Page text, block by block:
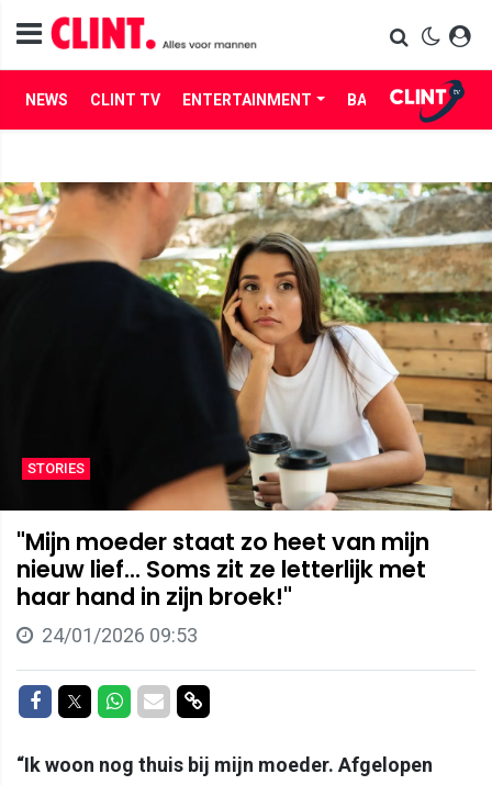
NEWS CLINT TV ENTERTAINMENT BABES LIFE
STORIES
"Mijn moeder staat zo heet van mijn
nieuw lief... Soms zit ze letterlijk met
haar hand in zijn broek!"
24/01/2026 09:53
Delen op Facebook
Delen op Twitter
Delen op Whatsapp
Delen via Mail
Delen via link
“Ik woon nog thuis bij mijn moeder. Afgelopen